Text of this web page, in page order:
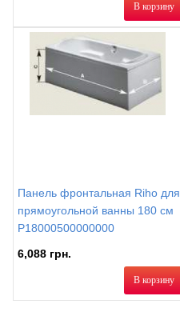
В корзину
Панель фронтальная Riho для
прямоугольной ванны 180 см
P18000500000000
6,088 грн.
В корзину